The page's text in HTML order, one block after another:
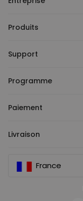
Produits
Support
Programme
Paiement
Livraison
France